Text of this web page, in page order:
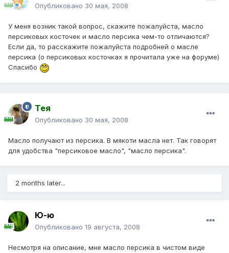
Опубликовано 30 мая, 2008
У меня возник такой вопрос, скажите пожалуйста, масло
персиковых косточек и масло персика чем-то отличаются?
Если да, то расскажите пожалуйста подробней о масле
персика (о персиковых косточках я прочитала уже на форуме)
Спасибо
Тея
Опубликовано 30 мая, 2008
Масло получают из персика. В мякоти масла нет. Так говорят
для удобства "персиковое масло", "масло персика".
2 months later...
Ю-ю
Опубликовано 19 августа, 2008
Несмотря на описание, мне масло персика в чистом виде